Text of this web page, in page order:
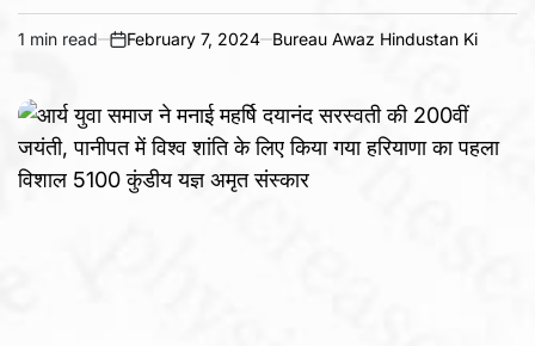
Estimated
time
1 min read
on
February 7, 2024 Bureau Awaz Hindustan Ki